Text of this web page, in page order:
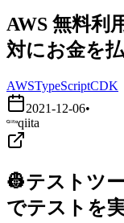
AWS 無料利
対にお金を
AWSTypeScriptCDK
2021-12-06•
qiita
👷テストツ
でテストを